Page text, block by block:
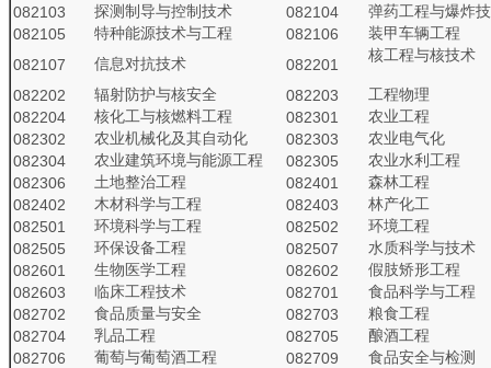
082103
探测制导与控制技术 082104
弹药工程与爆炸
082105
特种能源技术与工程 082106
装甲车辆工程
082107
信息对抗技术 082201
核工程与核技术
082202 辐射防护与核安全 082203
工程物理
082204
核化工与核燃料工程 082301
农业工程
082302
农业机械化及其自动化 082303
农业电气化
082304
农业建筑环境与能源工程 082305
农业水利工程
082306
土地整治工程 082401
森林工程
082402
木材科学与工程 082403
林产化工
082501
环境科学与工程 082502
环境工程
082505
环保设备工程 082507
水质科学与技术
082601
生物医学工程 082602
假肢矫形工程
082603
临床工程技术 082701
食品科学与工程
082702
食品质量与安全 082703
粮食工程
082704
乳品工程 082705
酿酒工程
082706
葡萄与葡萄酒工程 082709
食品安全与检测